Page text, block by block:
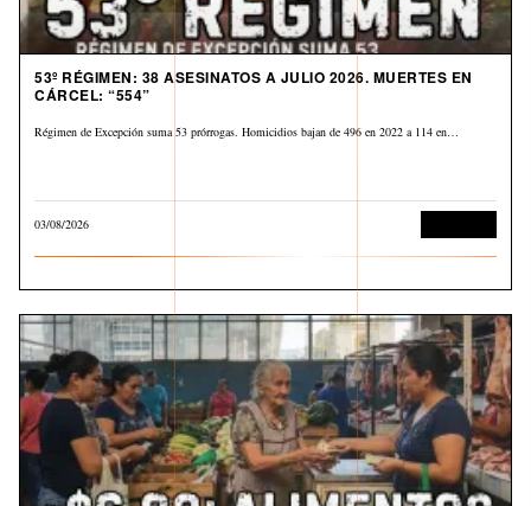
53º RÉGIMEN: 38 ASESINATOS A JULIO 2026. MUERTES EN
CÁRCEL: “554”
Régimen de Excepción suma 53 prórrogas. Homicidios bajan de 496 en 2022 a 114 en…
03/08/2026